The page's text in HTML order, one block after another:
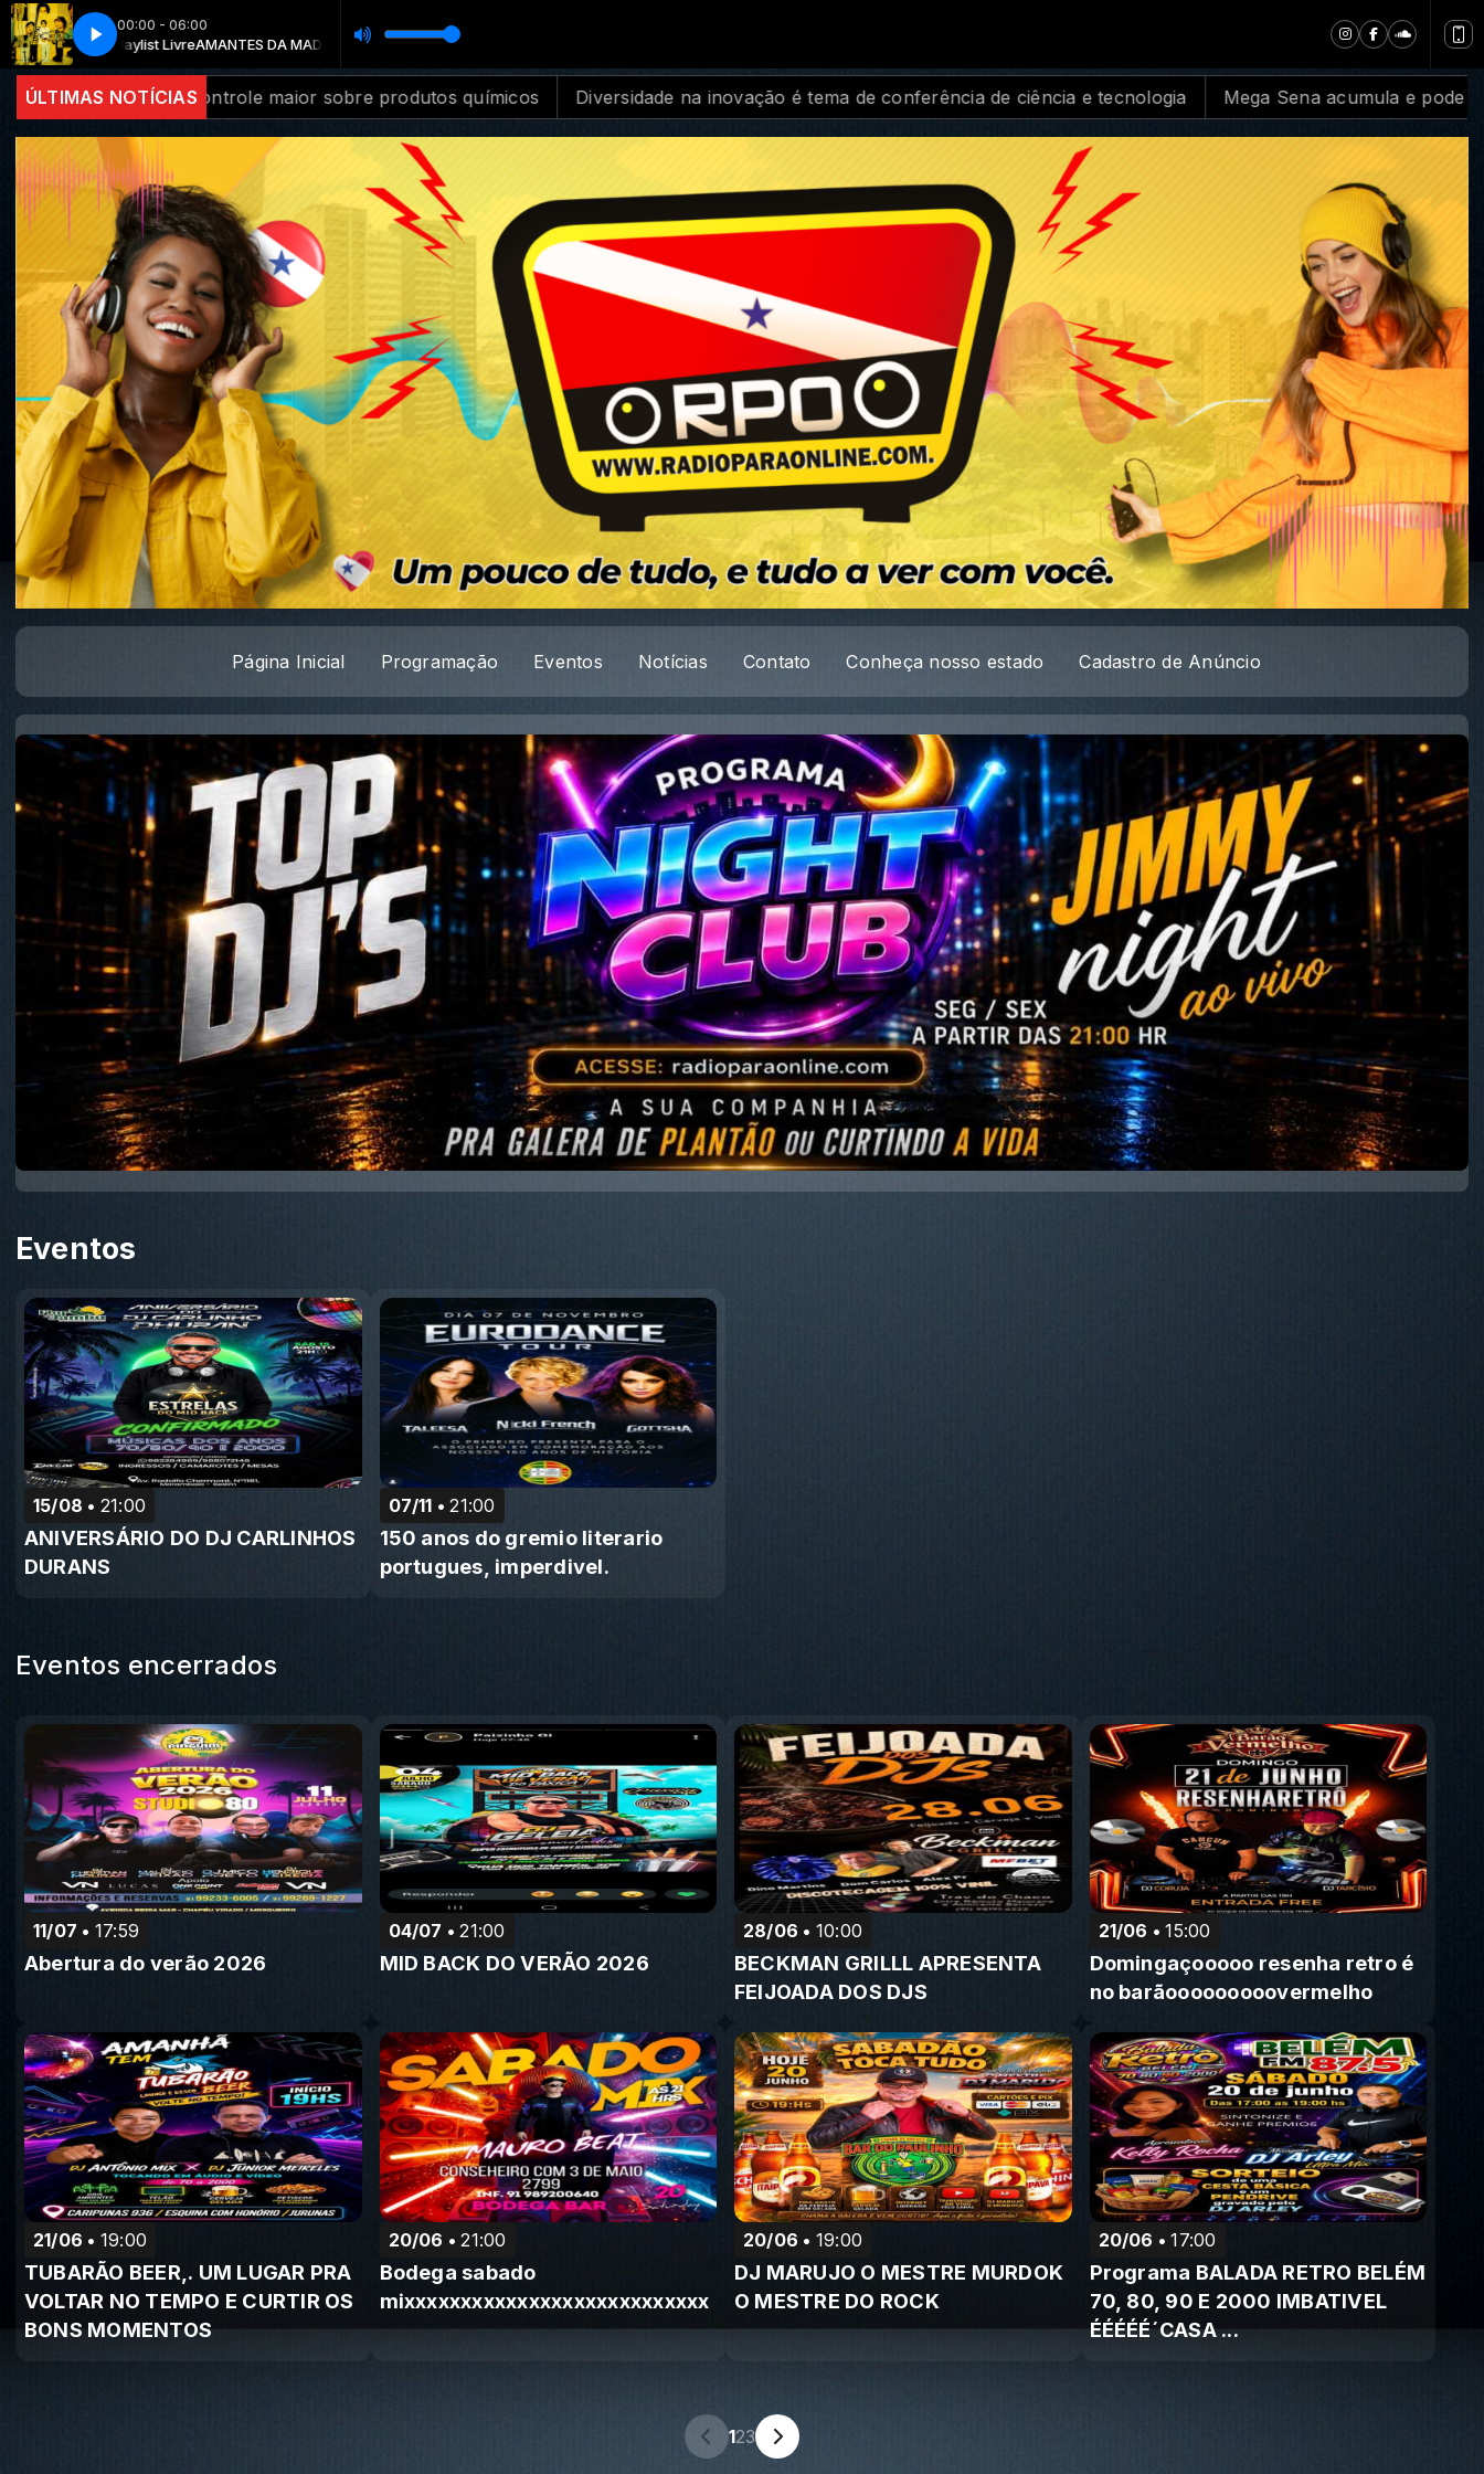
00:00 - 06:00
LivreAMANTES DA MADRUGADA com Playlist Livre
RADIO PARA ONLINE
ÚLTIMAS NOTÍCIAS
sobre produtos químicos Diversidade na inovação é tema de conferência de ciência e tecnologia Mega Sena acumula e pode pagar R$ 100 milhões neste
Página Inicial Programação Eventos Notícias Contato Conheça nosso estado Cadastro de Anúncio
Eventos
15/08 21:00
ANIVERSÁRIO DO DJ CARLINHOS
DURANS
07/11 21:00
150 anos do gremio literario
portugues, imperdivel.
Eventos encerrados
11/07 17:59
Abertura do verão 2026
04/07 21:00
MID BACK DO VERÃO 2026
28/06 10:00
BECKMAN GRILLL APRESENTA
FEIJOADA DOS DJS
21/06 15:00
Domingaçooooo resenha retro é
no barãooooooooovermelho
21/06 19:00
TUBARÃO BEER,. UM LUGAR PRA
VOLTAR NO TEMPO E CURTIR OS
BONS MOMENTOS
20/06 21:00
Bodega sabado
mixxxxxxxxxxxxxxxxxxxxxxxxxxx
20/06 19:00
DJ MARUJO O MESTRE MURDOK
O MESTRE DO ROCK
20/06 17:00
Programa BALADA RETRO BELÉM
70, 80, 90 E 2000 IMBATIVEL
ÉÉÉÉÉ´CASA ...
123